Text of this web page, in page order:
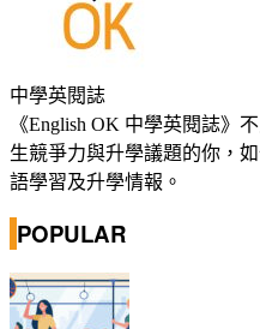
中學英閱誌
《English OK 中學英閱誌》
生競爭力與升學議題的你，
語學習及升學情報。
POPULAR